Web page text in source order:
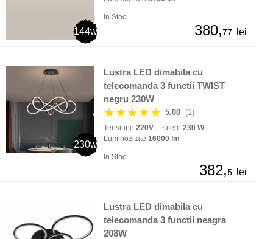
144w
In Stoc
380,77 lei
230w
Lustra LED dimabila cu
telecomanda 3 functii TWIST
negru 230W
★★★★★ 5.00 (1)
Tensiune 220V , Putere 230 W,
Luminozitate 16000 lm
In Stoc
382,5 lei
Lustra LED dimabila cu
telecomanda 3 functii neagra
208W